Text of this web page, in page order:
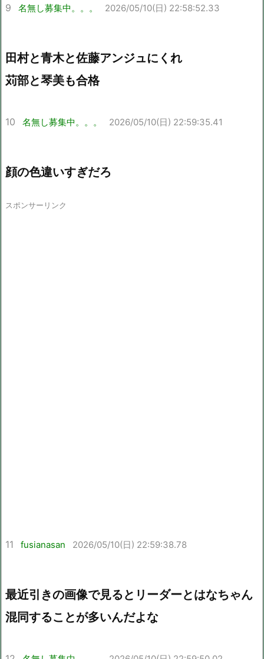
9 名無し募集中。。。 2026/05/10(日) 22:58:52.33
田村と青木と佐藤アンジュにくれ
苅部と琴美も合格
10 名無し募集中。。。 2026/05/10(日) 22:59:35.41
顔の色違いすぎだろ
スポンサーリンク
11 fusianasan 2026/05/10(日) 22:59:38.78
最近引きの画像で見るとリーダーとはなちゃん
混同することが多いんだよな